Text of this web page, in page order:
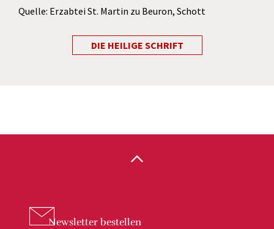
Quelle: Erzabtei St. Martin zu Beuron, Schott
DIE HEILIGE SCHRIFT
Newsletter bestellen